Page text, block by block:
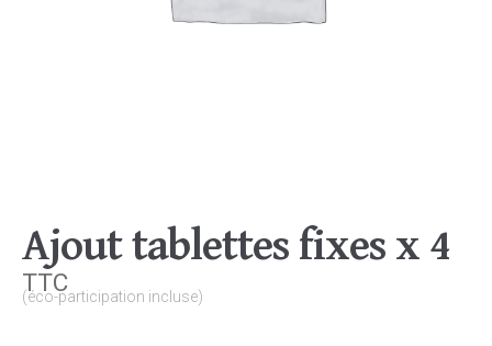
Ajout tablettes fixes x 4
TTC
(éco-participation incluse)